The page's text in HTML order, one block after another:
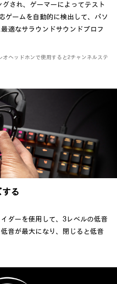
され、ゲーマーによってテスト
ゲームを自動的に検出して、パソ
適なサラウンドサウンドプロフ
オヘッドホンで使用すると2チャンネルステ
る
ダーを使用して、3レベルの低音
音が最大になり、閉じると低音